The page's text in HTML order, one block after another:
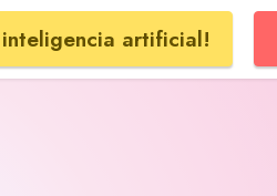
inteligencia artificial!